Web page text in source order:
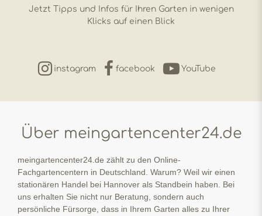
Jetzt Tipps und Infos für Ihren Garten in wenigen
Klicks auf einen Blick
instagram facebook YouTube
Über meingartencenter24.de
meingartencenter24.de zählt zu den Online-
Fachgartencentern in Deutschland. Warum? Weil wir einen
stationären Handel bei Hannover als Standbein haben. Bei
uns erhalten Sie nicht nur Beratung, sondern auch
persönliche Fürsorge, dass in Ihrem Garten alles zu Ihrer